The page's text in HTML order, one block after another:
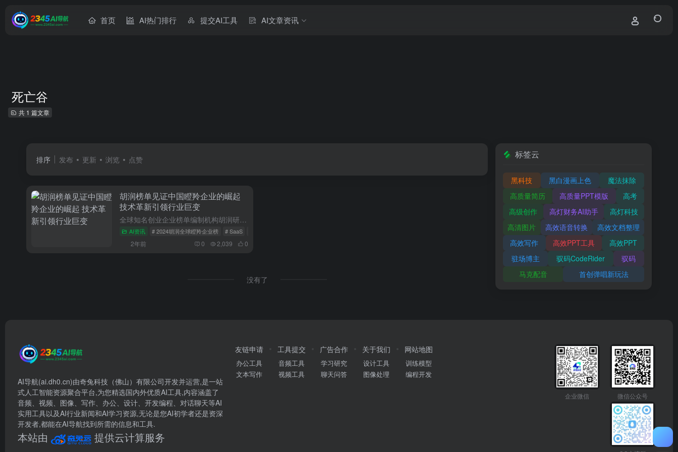
首页 AI热门排行 提交AI工具 AI文章资讯
死亡谷
共 1 篇文章
排序 发布 更新 浏览 点赞
胡润榜单见证中国瞪羚企业的崛起
技术革新引领行业巨变
全球知名创业企业榜单编制机构胡润研究院于2024年1月8日在北京发布了，2024胡润全球瞪羚企业榜，HurunFutureUnicorns–GlobalGazellesIndex2024，该榜单列出了...
AI资讯 # 2024胡润全球瞪羚企业榜 # SaaS
2年前 0 2,039 0
没有了
标签云
黑科技 黑白漫画上色
魔法抹除
高质量简历
高质量PPT模版
高考
高级创作
高灯财务AI助手
高灯科技
高清图片
高效语音转换
高效文档整理
高效写作
高效PPT工具
高效PPT
驻场博主
驭码CodeRider
驭码
马克配音
首创弹唱新玩法
AI导航(ai.dh0.cn)由奇兔科技（佛山）有限公司开发并运营,是一站
式人工智能资源聚合平台,为您精选国内外优质AI工具,内容涵盖了
音频、视频、图像、写作、办公、设计、开发编程、对话聊天等AI
实用工具以及AI行业新闻和AI学习资源,无论是您AI初学者还是资深
开发者,都能在AI导航找到所需的信息和工具.
本站由 提供云计算服务
友链申请
办公工具
文本写作
工具提交
音频工具
视频工具
广告合作
学习研究
聊天问答
关于我们
设计工具
图像处理
网站地图
训练模型
编程开发
企业微信 微信公众号